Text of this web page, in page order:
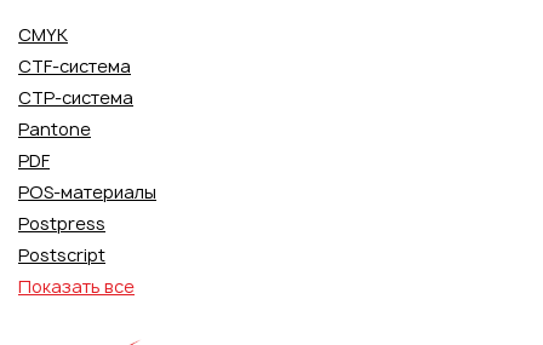
CMYK
CTF-система
CTP-система
Pantone
PDF
POS-материалы
Postpress
Postscript
Показать все